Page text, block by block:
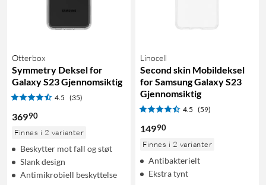
Otterbox
Symmetry Deksel for
Galaxy S23 Gjennomsiktig
4.5 (35)
36990
Finnes i 2 varianter
Beskytter mot fall og støt
Slank design
Antimikrobiell beskyttelse
Linocell
Second skin Mobildeksel
for Samsung Galaxy S23
Gjennomsiktig
4.5 (59)
14990
Finnes i 2 varianter
Antibakterielt
Ekstra tynt